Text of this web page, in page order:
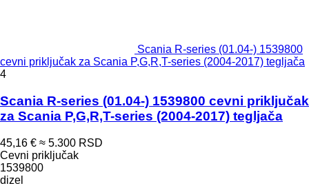
Scania R-series (01.04-) 1539800
cevni priključak za Scania P,G,R,T-series (2004-2017) tegljača
4
Scania R-series (01.04-) 1539800 cevni priključak
za Scania P,G,R,T-series (2004-2017) tegljača
45,16 € ≈ 5.300 RSD
Cevni priključak
1539800
dizel